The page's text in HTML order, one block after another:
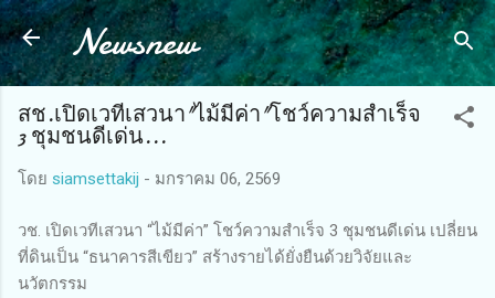
ข้ามไปที่เนื้อหาหลัก
Newsnew
สช.เปิดเวทีเสวนา"ไม้มีค่า"โชว์ความสำเร็จ
3 ชุมชนดีเด่น...
โดย siamsettakij - มกราคม 06, 2569
วช. เปิดเวทีเสวนา “ไม้มีค่า” โชว์ความสำเร็จ 3 ชุมชนดีเด่น เปลี่ยน
ที่ดินเป็น “ธนาคารสีเขียว” สร้างรายได้ยั่งยืนด้วยวิจัยและ
นวัตกรรม